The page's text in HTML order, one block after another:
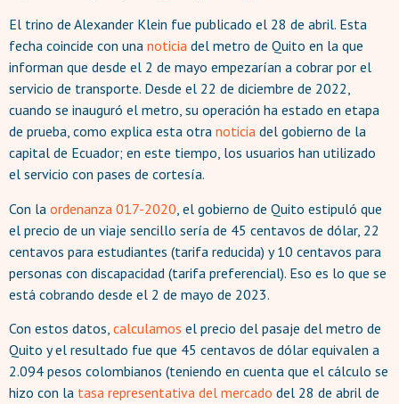
El trino de Alexander Klein fue publicado el 28 de abril. Esta
fecha coincide con una noticia del metro de Quito en la que
informan que desde el 2 de mayo empezarían a cobrar por el
servicio de transporte. Desde el 22 de diciembre de 2022,
cuando se inauguró el metro, su operación ha estado en etapa
de prueba, como explica esta otra noticia del gobierno de la
capital de Ecuador; en este tiempo, los usuarios han utilizado
el servicio con pases de cortesía.
Con la ordenanza 017-2020 , el gobierno de Quito estipuló que
el precio de un viaje sencillo sería de 45 centavos de dólar, 22
centavos para estudiantes (tarifa reducida) y 10 centavos para
personas con discapacidad (tarifa preferencial). Eso es lo que se
está cobrando desde el 2 de mayo de 2023.
Con estos datos, calculamos el precio del pasaje del metro de
Quito y el resultado fue que 45 centavos de dólar equivalen a
2.094 pesos colombianos (teniendo en cuenta que el cálculo se
hizo con la tasa representativa del mercado del 28 de abril de